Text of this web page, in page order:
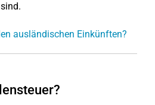
ausländischen Einkünften?